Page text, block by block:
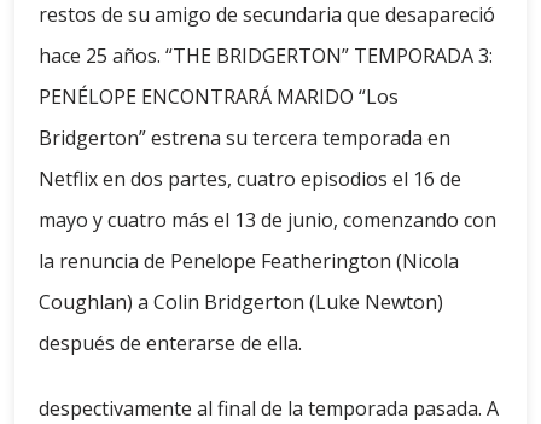
restos de su amigo de secundaria que desapareció
hace 25 años. “THE BRIDGERTON” TEMPORADA 3:
PENÉLOPE ENCONTRARÁ MARIDO “Los
Bridgerton” estrena su tercera temporada en
Netflix en dos partes, cuatro episodios el 16 de
mayo y cuatro más el 13 de junio, comenzando con
la renuncia de Penelope Featherington (Nicola
Coughlan) a Colin Bridgerton (Luke Newton)
después de enterarse de ella.
despectivamente al final de la temporada pasada. A